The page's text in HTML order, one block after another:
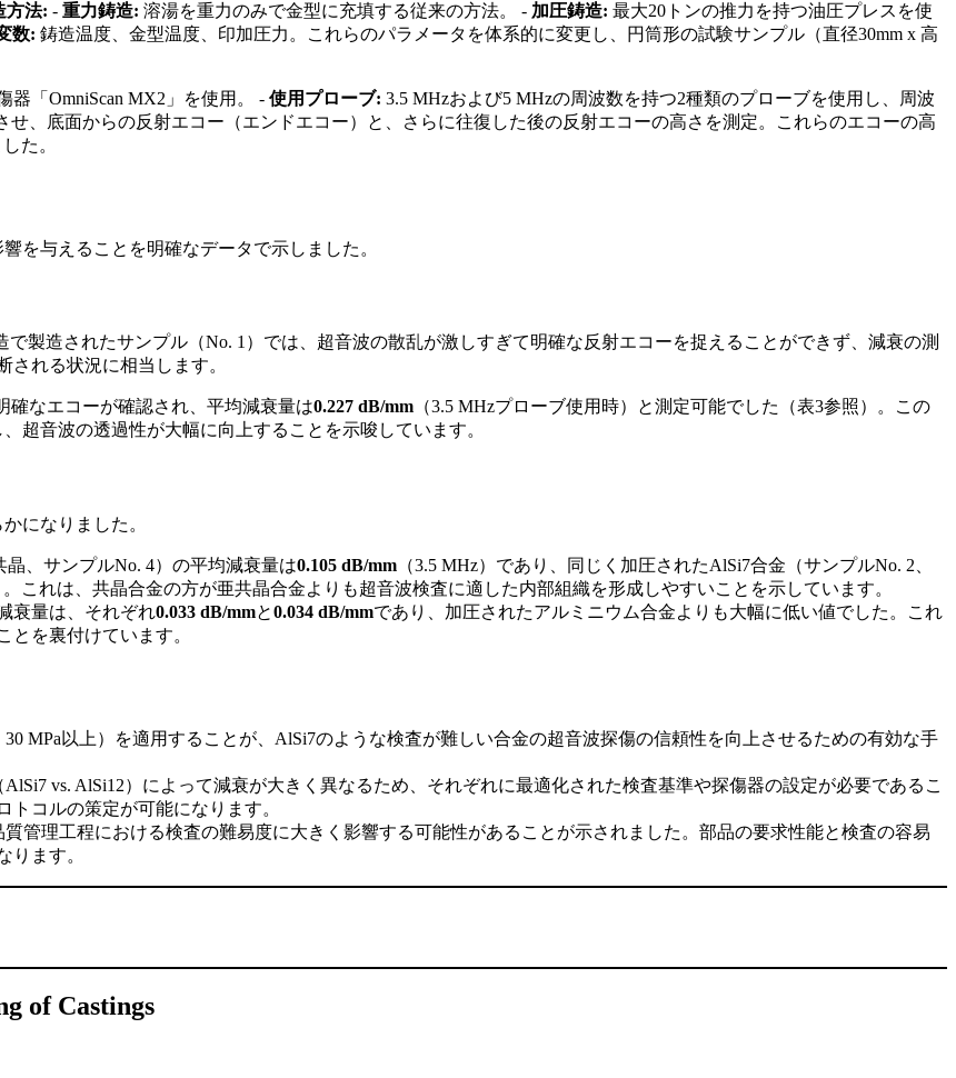
方法: - 重力鋳造: 溶湯を重力のみで金型に充填する従来の方法。 - 加圧鋳造: 最大20トンの推力を持つ油圧プレスを使
数: 鋳造温度、金型温度、印加圧力。これらのパラメータを体系的に変更し、円筒形の試験サンプル（直径30mm x 高
器「OmniScan MX2」を使用。 - 使用プローブ: 3.5 MHzおよび5 MHzの周波数を持つ2種類のプローブを使用し、周波
せ、底面からの反射エコー（エンドエコー）と、さらに往復した後の反射エコーの高さを測定。これらのエコーの高
た。
を与えることを明確なデータで示しました。
製造されたサンプル（No. 1）では、超音波の散乱が激しすぎて明確な反射エコーを捉えることができず、減衰の測
れる状況に相当します。
確なエコーが確認され、平均減衰量は0.227 dB/mm （3.5 MHzプローブ使用時）と測定可能でした（表3参照）。この
超音波の透過性が大幅に向上することを示唆しています。
になりました。
、サンプルNo. 4）の平均減衰量は0.105 dB/mm （3.5 MHz）であり、同じく加圧されたAlSi7合金（サンプルNo. 2、
これは、共晶合金の方が亜共晶合金よりも超音波検査に適した内部組織を形成しやすいことを示しています。
衰量は、それぞれ0.033 dB/mmと0.034 dB/mmであり、加圧されたアルミニウム合金よりも大幅に低い値でした。これ
を裏付けています。
MPa以上）を適用することが、AlSi7のような検査が難しい合金の超音波探傷の信頼性を向上させるための有効な手
vs. AlSi12）によって減衰が大きく異なるため、それぞれに最適化された検査基準や探傷器の設定が必要であるこ
コルの策定が可能になります。
管理工程における検査の難易度に大きく影響する可能性があることが示されました。部品の要求性能と検査の容易
ります。
of Castings